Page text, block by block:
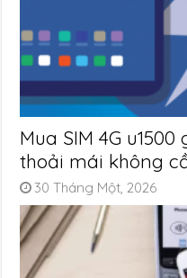
Mua SIM 4G
thoải mái không
30 Tháng Một, 2026